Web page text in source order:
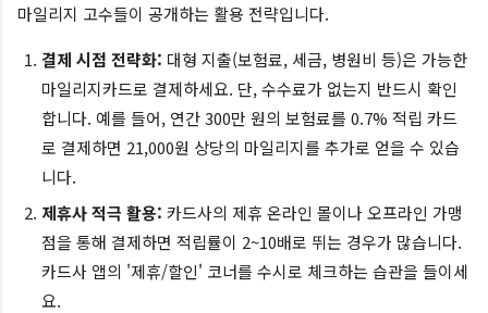
마일리지 고수들이 공개하는 활용 전략입니다.
결제 시점 전략화: 대형 지출(보험료, 세금, 병원비 등)은 가능한
마일리지카드로 결제하세요. 단, 수수료가 없는지 반드시 확인
합니다. 예를 들어, 연간 300만 원의 보험료를 0.7% 적립 카드
로 결제하면 21,000원 상당의 마일리지를 추가로 얻을 수 있습
니다.
제휴사 적극 활용: 카드사의 제휴 온라인 몰이나 오프라인 가맹
점을 통해 결제하면 적립률이 2~10배로 뛰는 경우가 많습니다.
카드사 앱의 '제휴/할인' 코너를 수시로 체크하는 습관을 들이세
요.